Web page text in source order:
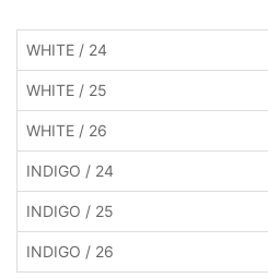
WHITE / 24
WHITE / 25
WHITE / 26
INDIGO / 24
INDIGO / 25
INDIGO / 26